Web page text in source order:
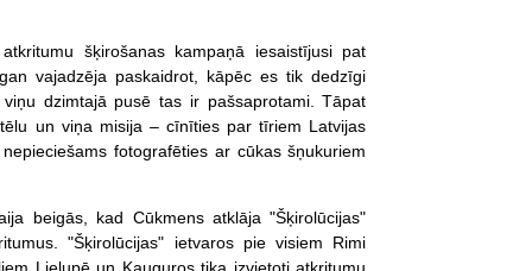
šķirošanas kampaņā iesaistījusi pat
vajadzēja paskaidrot, kāpēc es tik dedzīgi
dzimtajā pusē tas ir pašsaprotami. Tāpat
un viņa misija – cīnīties par tīriem Latvijas
fotografēties ar cūkas šņukuriem
beigās, kad Cūkmens atklāja "Šķirolūcijas"
"Šķirolūcijas" ietvaros pie visiem Rimi
Lielupē un Kauguros tika izvietoti atkritumu